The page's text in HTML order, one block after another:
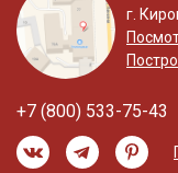
г.
+7 (800) 533-75-43